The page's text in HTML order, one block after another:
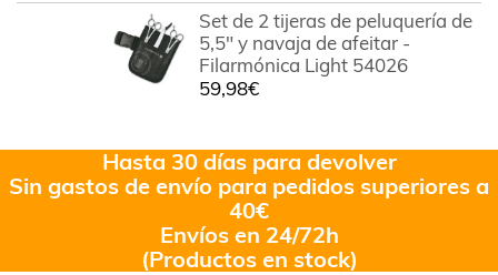
Set de 2 tijeras de peluquería de
5,5" y navaja de afeitar -
Filarmónica Light 54026
59,98€
Hasta 30 días para devolver
Sin gastos de envío para pedidos superiores a
40€
Envíos en 24/72h
(Productos en stock)